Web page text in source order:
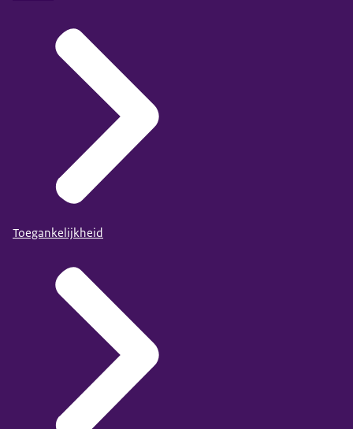
Toegankelijkheid